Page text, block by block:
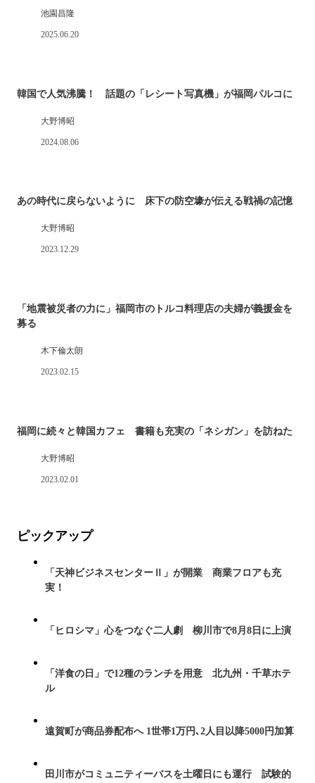
池園昌隆
2025.06.20
韓国で人気沸騰！ 話題の「レシート写真機」が福岡パルコに
大野博昭
2024.08.06
あの時代に戻らないように 床下の防空壕が伝える戦禍の記憶
大野博昭
2023.12.29
「地震被災者の力に」福岡市のトルコ料理店の夫婦が義援金を
募る
木下倫太朗
2023.02.15
福岡に続々と韓国カフェ 書籍も充実の「ネシガン」を訪ねた
大野博昭
2023.02.01
ピックアップ
「天神ビジネスセンターⅡ」が開業 商業フロアも充
実！
「ヒロシマ」心をつなぐ二人劇 柳川市で8月8日に上演
「洋食の日」で12種のランチを用意 北九州・千草ホテ
ル
遠賀町が商品券配布へ 1世帯1万円､2人目以降5000円加算
田川市がコミュニティーバスを土曜日にも運行 試験的